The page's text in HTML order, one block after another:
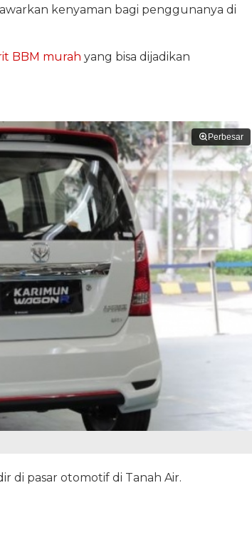
kenyaman bagi penggunanya di
BBM murah yang bisa dijadikan
Perbesar
di pasar otomotif di Tanah Air.